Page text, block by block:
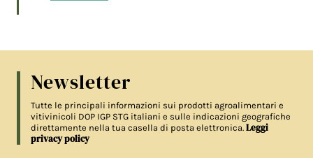
Newsletter
Tutte le principali informazioni sui prodotti agroalimentari e
vitivinicoli DOP IGP STG italiani e sulle indicazioni geografiche
direttamente nella tua casella di posta elettronica.Leggi
privacy policy